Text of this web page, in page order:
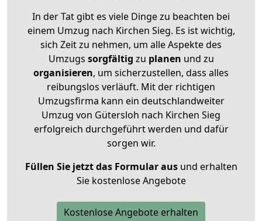
In der Tat gibt es viele Dinge zu beachten bei
einem Umzug nach Kirchen Sieg. Es ist wichtig,
sich Zeit zu nehmen, um alle Aspekte des
Umzugs sorgfältig zu planen und zu
organisieren, um sicherzustellen, dass alles
reibungslos verläuft. Mit der richtigen
Umzugsfirma kann ein deutschlandweiter
Umzug von Gütersloh nach Kirchen Sieg
erfolgreich durchgeführt werden und dafür
sorgen wir.
Füllen Sie jetzt das Formular ausund erhalten
Sie kostenlose Angebote
Kostenlose Angebote erhalten